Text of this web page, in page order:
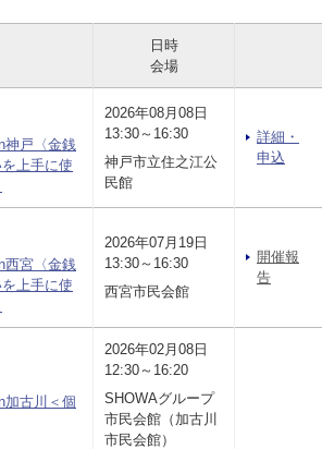
日時
会場
神戸〈金銭
上手に使
2026年08月08日
13:30～16:30
神戸市立住之江公
民館
詳細・
申込
西宮〈金銭
上手に使
2026年07月19日
13:30～16:30
西宮市民会館
開催報
告
加古川＜個
2026年02月08日
12:30～16:20
SHOWAグループ
市民会館（加古川
市民会館）